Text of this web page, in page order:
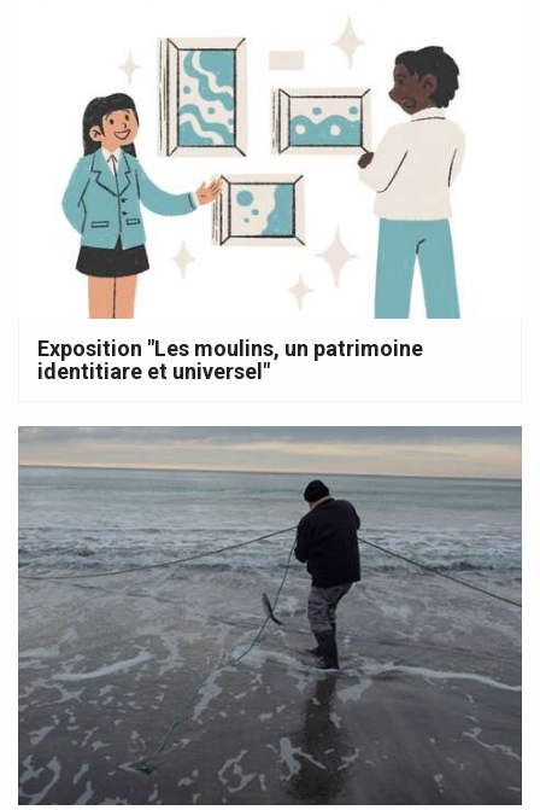
Exposition "Les moulins, un patrimoine
identitiare et universel"